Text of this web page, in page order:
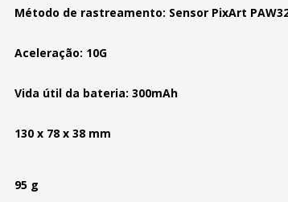
Método de rastreamento: Sensor PixArt
Aceleração: 10G
Vida útil da bateria: 300mAh
130 x 78 x 38 mm
95 g